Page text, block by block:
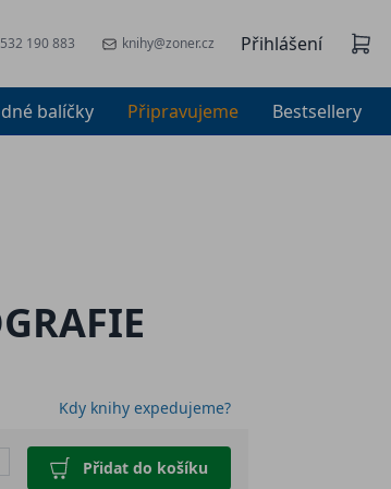
190 883 knihy@zoner.cz Přihlášení
balíčky Připravujeme Bestsellery
Kdy knihy expedujeme?
Přidat do košíku